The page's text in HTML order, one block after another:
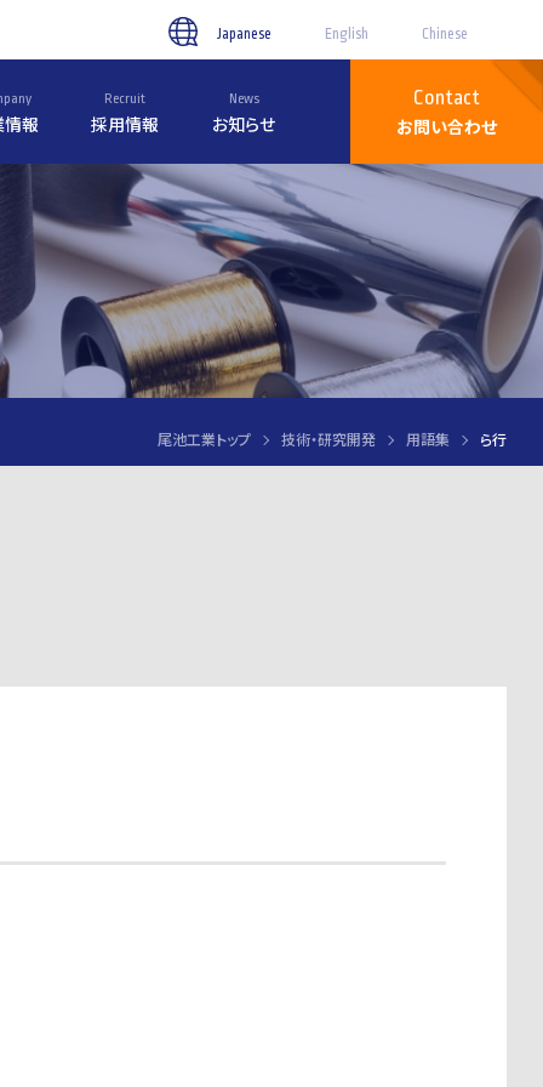
Japanese English Chinese
報
Recruit
採用情報
News
お知らせ
Contact
お問い合わせ
尾池工業トップ 技術・研究開発 用語集 ら行